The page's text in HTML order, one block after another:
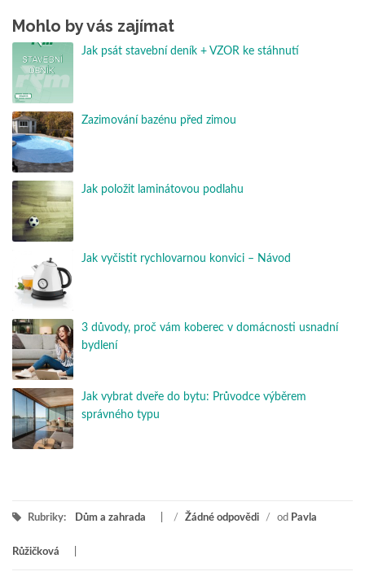
Mohlo by vás zajímat
Jak psát stavební deník + VZOR ke stáhnutí
Zazimování bazénu před zimou
Jak položit laminátovou podlahu
Jak vyčistit rychlovarnou konvici – Návod
3 důvody, proč vám koberec v domácnosti usnadní
bydlení
Jak vybrat dveře do bytu: Průvodce výběrem
správného typu
Rubriky: Dům a zahrada / Žádné odpovědi / od Pavla
Růžičková